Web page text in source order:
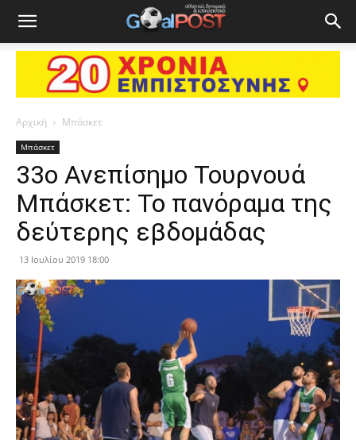
Αρχική Μπάσκετ
Μπάσκετ
33o Ανεπίσημο Τουρνουά
Μπάσκετ: Το πανόραμα της
δεύτερης εβδομάδας
13 Ιουλίου 2019 18:00